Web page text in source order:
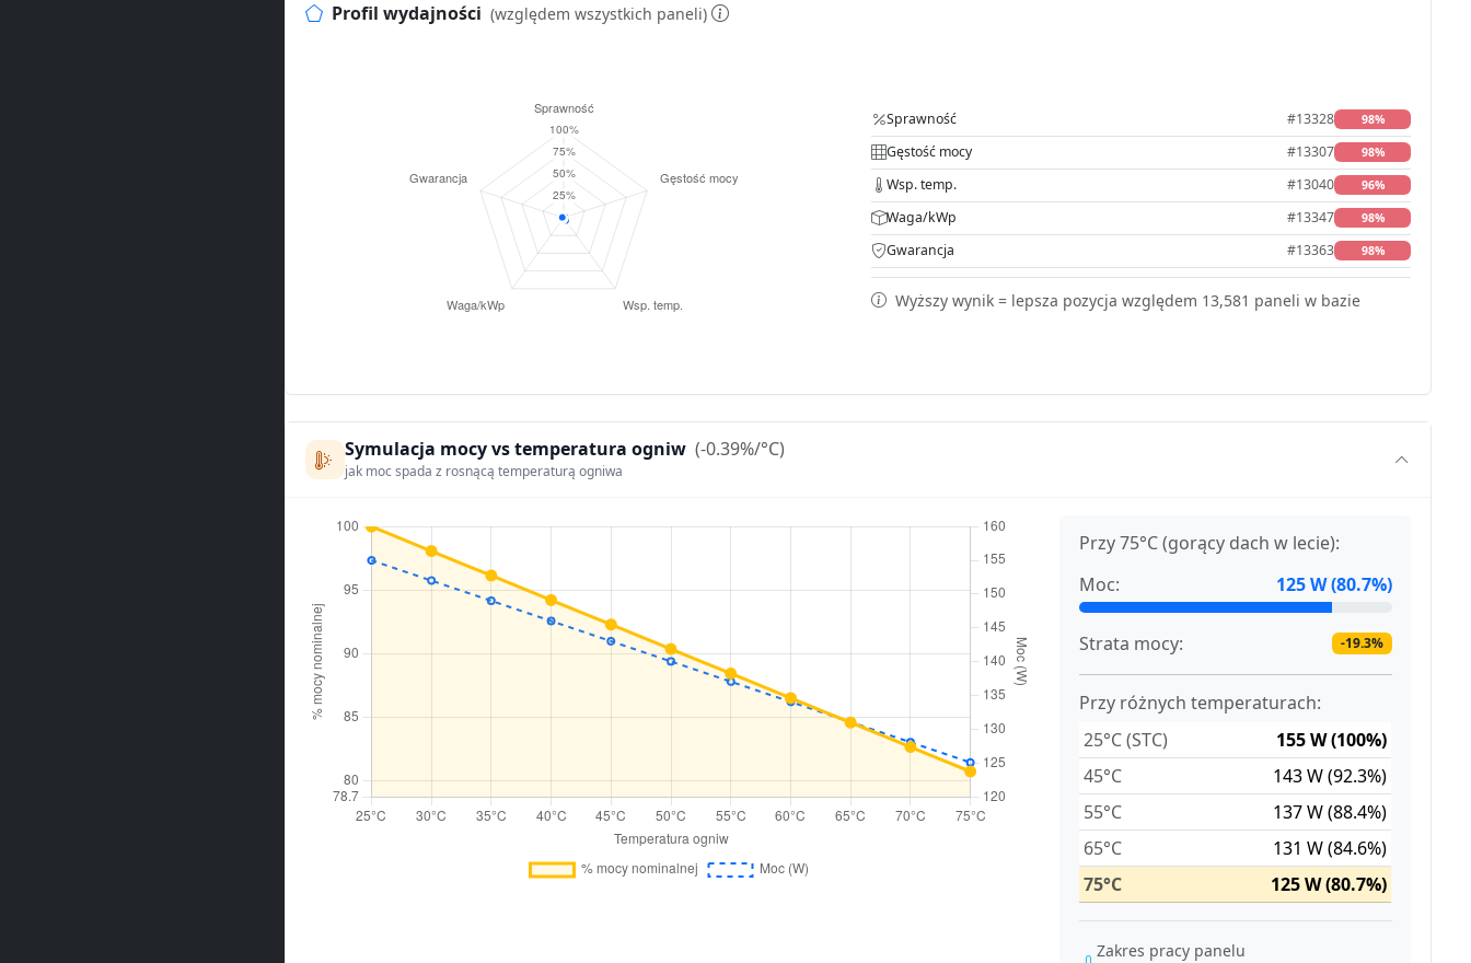
Profil wydajności (względem wszystkich paneli)
Sprawność #13328 98%
Gęstość mocy #13307 98%
Wsp. temp. #13040 96%
Waga/kWp #13347 98%
Gwarancja #13363 98%
Wyższy wynik = lepsza pozycja względem 13,581 paneli w bazie
Symulacja mocy vs temperatura ogniw (-0.39%/°C)
jak moc spada z rosnącą temperaturą ogniwa
Przy 75°C (gorący dach w lecie):
Moc:
125 W (80.7%)
Strata mocy: -19.3%
Przy różnych temperaturach:
25°C (STC)
155 W (100%)
45°C
143 W (92.3%)
55°C
137 W (88.4%)
65°C
131 W (84.6%)
75°C
125 W (80.7%)
Zakres pracy panelu